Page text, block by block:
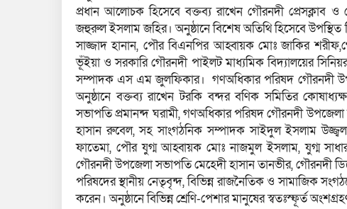
প্রধান আলোচক হিসেবে বক্তব্য রাখেন গৌরনদী প্রেসক্লাব
জহুরুল ইসলাম জহির। ‎অনুষ্ঠানে বিশেষ অতিথি হিসেবে
সাজ্জাদ হানান, পৌর বিএনপির আহ্বায়ক মোঃ জাকির
ভূঁইয়া ও সরকারি গৌরনদী পাইলট মাধ্যমিক বিদ্যালয়ের
সম্পাদক এস এম জুলফিকার। ‎গণঅধিকার পরিষদ গৌরনদী
অনুষ্ঠানে বক্তব্য রাখেন টরকি বন্দর বণিক সমিতির
সভাপতি প্রমানন্দ ঘরামী, গণঅধিকার পরিষদ গৌরনদী
হাসান রুবেল, সহ সাংগঠনিক সম্পাদক সাইদুল ইসলাম
ফাতেমা, পৌর যুগ্ম আহ্বায়ক মোঃ নাজমুল ইসলাম, যুগ্ম
গৌরনদী উপজেলা সভাপতি মেহেদী হাসান তানভীর, গৌরনদী
পরিষদের স্থানীয় নেতৃবৃন্দ, বিভিন্ন রাজনৈতিক ও সামাজিক
করেন। ‎অনুষ্ঠানে বিভিন্ন শ্রেণি-পেশার মানুষের স্বতঃস্ফূর্ত